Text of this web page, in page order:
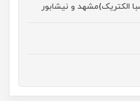
الکتریک)مشهد و نیشابور